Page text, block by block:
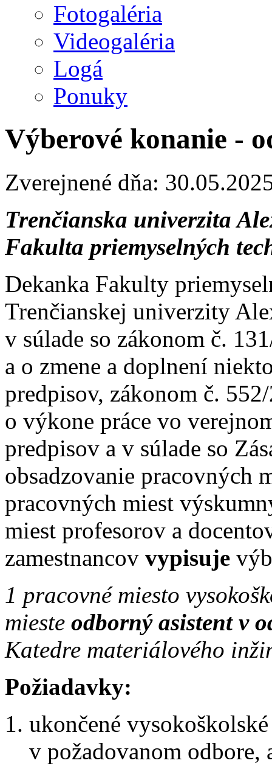
Fotogaléria
Videogaléria
Logá
Ponuky
Výberové konanie -
Zverejnené dňa:
Trenčianska univerzita
Fakulta priemyselných
Dekanka Fakulty
Trenčianskej univerzity
v súlade so zákonom č.
a o zmene a doplnení
predpisov, zákonom č.
o výkone práce vo
predpisov a v súlade so
obsadzovanie pracovných
pracovných miest
miest profesorov a
zamestnancov vypisuje
1 pracovné miesto
mieste odborný asistent v
Katedre materiálového
Požiadavky:
ukončené
v požadovanom